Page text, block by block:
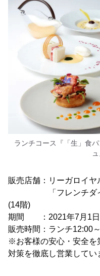
ランチコース『「生」食
販売店舗：リーガロイヤ
「フレンチダイニ
(14階)
期間 ：2021年7月1日(
販売時間：ランチ12:00
※お客様の安心・安全を
対策を徹底し営業してい